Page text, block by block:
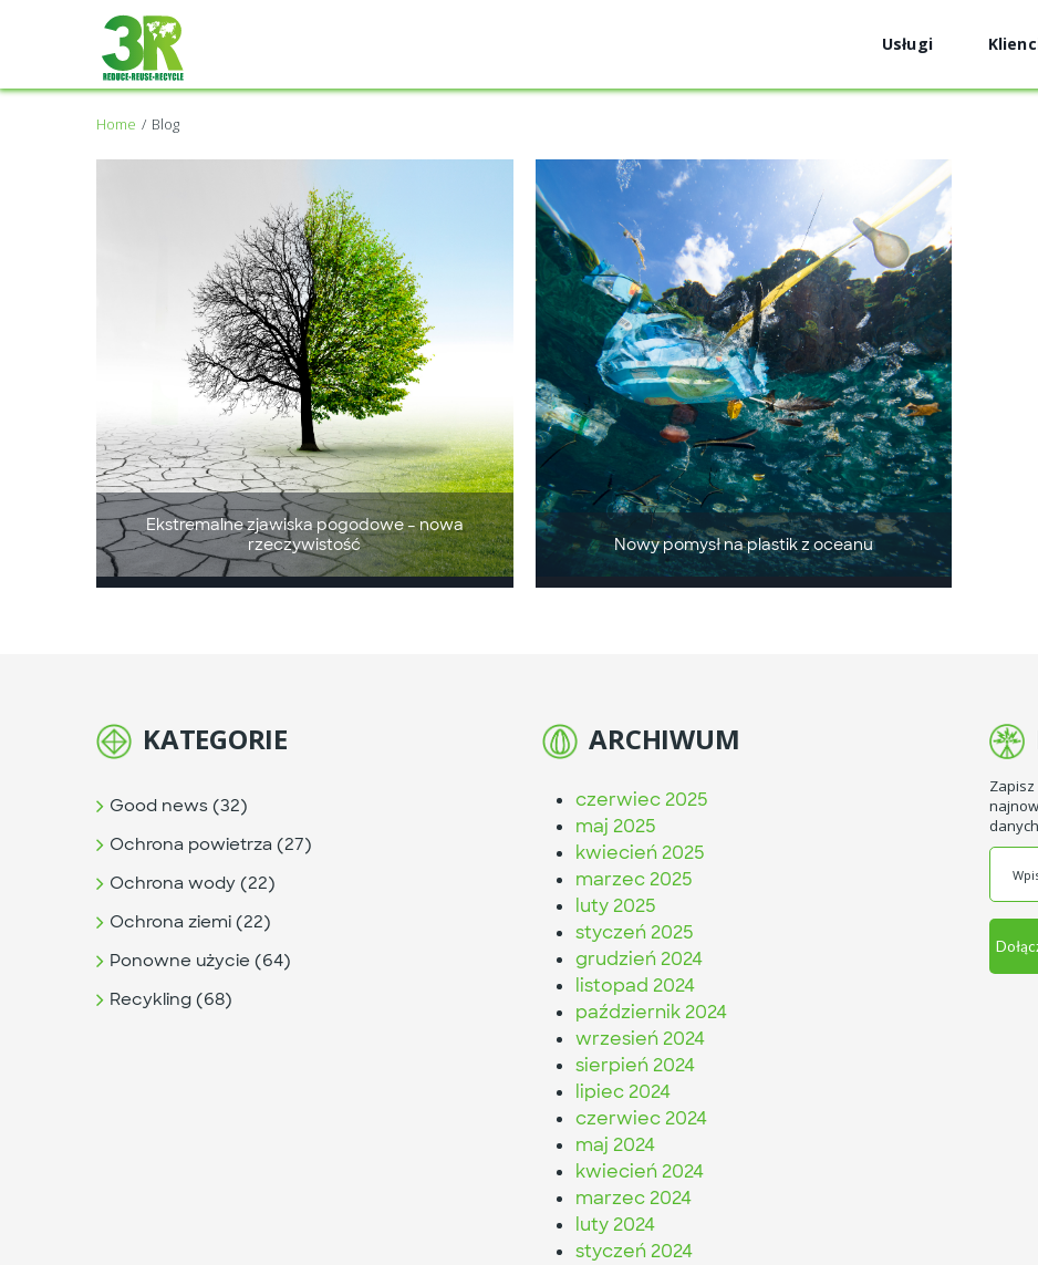
Usługi
Home Blog
Ekstremalne zjawiska pogodowe – nowa
rzeczywistość
Nowy pomysł na plastik z oceanu
KATEGORIE
Good news (32)
Ochrona powietrza (27)
Ochrona wody (22)
Ochrona ziemi (22)
Ponowne użycie (64)
Recykling (68)
ARCHIWUM
czerwiec 2025
maj 2025
kwiecień 2025
marzec 2025
luty 2025
styczeń 2025
grudzień 2024
listopad 2024
październik 2024
wrzesień 2024
sierpień 2024
lipiec 2024
czerwiec 2024
maj 2024
kwiecień 2024
marzec 2024
luty 2024
styczeń 2024